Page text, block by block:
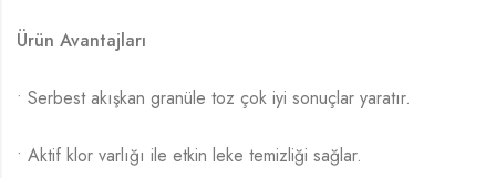
Ürün Avantajları
• Serbest akışkan granüle toz çok iyi sonuçlar yaratır.
• Aktif klor varlığı ile etkin leke temizliği sağlar.